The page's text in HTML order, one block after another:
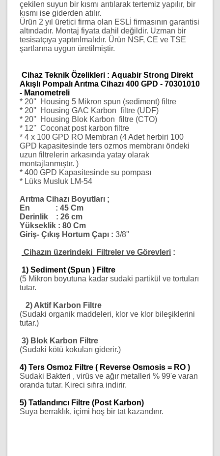
çekilen suyun bir kısmı arıtılarak tertemiz yapılır, bir
kısmı ise giderden atılır.
Ürün 2 yıl üretici firma olan ESLİ firmasının garantisi
altındadır. Montaj fiyata dahil değildir. Uzman bir
tesisatçıya yaptırılmalıdır. Ürün NSF, CE ve TSE
şartlarına uygun üretilmiştir.
Cihaz Teknik Özelikleri : Aquabir Strong Direkt
Akışlı Pompalı Arıtma Cihazı 400 GPD - 70301010
- Manometreli
* 20'' Housing 5 Mikron spun (sediment) filtre
* 20'' Housing GAC Karbon filtre (UDF)
* 20'' Housing Blok Karbon filtre (CTO)
* 12'' Coconat post karbon filtre
* 4 x 100 GPD RO Membran (4 Adet herbiri 100
GPD kapasitesinde ters ozmos membranı öndeki
uzun filtrelerin arkasında yatay olarak
montajlanmıştır. )
* 400 GPD Kapasitesinde su pompası
* Lüks Musluk LM-54
Arıtma Cihazı Boyutları ;
En : 45 Cm
Derinlik : 26 cm
Yükseklik : 80 Cm
Giriş- Çıkış Hortum Çapı : 3/8''
Cihazın üzerindeki Filtreler ve Görevleri :
1) Sediment (Spun ) Filtre
(5 Mikron boyutuna kadar sudaki partikül ve tortuları
tutar.
2) Aktif Karbon Filtre
(Sudaki organik maddeleri, klor ve klor bileşiklerini
tutar.)
3) Blok Karbon Filtre
(Sudaki kötü kokuları giderir.)
4) Ters Osmoz Filtre ( Reverse Osmosis = RO )
Sudaki Bakteri , virüs ve ağır metalleri % 99'e varan
oranda tutar. Kireci sıfıra indirir.
5) Tatlandırıcı Filtre (Post Karbon)
Suya berraklık, içimi hoş bir tat kazandırır.